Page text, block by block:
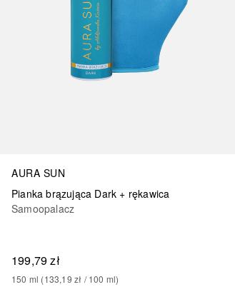
AURA SUN
Pianka brązująca Dark + rękawica
Samoopalacz
199,79 zł
150 ml (133,19 zł / 100 ml)